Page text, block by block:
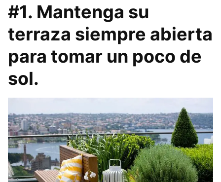
#1. Mantenga su
terraza siempre abierta
para tomar un poco de
sol.